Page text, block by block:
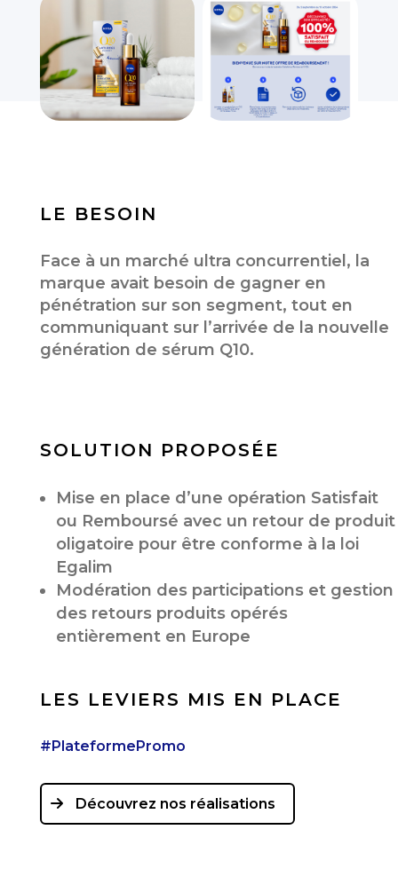
LE BESOIN
Face à un marché ultra concurrentiel, la
marque avait besoin de gagner en
pénétration sur son segment, tout en
communiquant sur l’arrivée de la nouvelle
génération de sérum Q10.
SOLUTION PROPOSÉE
Mise en place d’une opération Satisfait
ou Remboursé avec un retour de produit
oligatoire pour être conforme à la loi
Egalim
Modération des participations et gestion
des retours produits opérés
entièrement en Europe
LES LEVIERS MIS EN PLACE
#PlateformePromo
Découvrez nos réalisations